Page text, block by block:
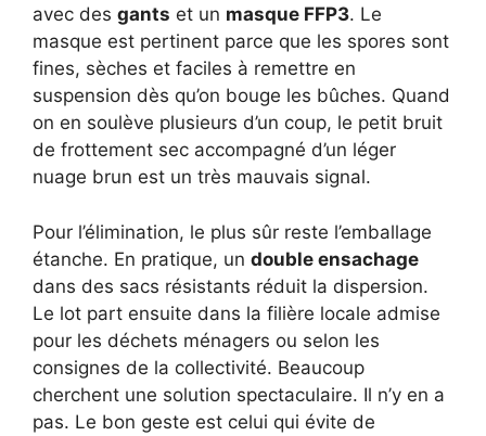
avec des gants et un masque FFP3. Le
masque est pertinent parce que les spores sont
fines, sèches et faciles à remettre en
suspension dès qu’on bouge les bûches. Quand
on en soulève plusieurs d’un coup, le petit bruit
de frottement sec accompagné d’un léger
nuage brun est un très mauvais signal.
Pour l’élimination, le plus sûr reste l’emballage
étanche. En pratique, un double ensachage
dans des sacs résistants réduit la dispersion.
Le lot part ensuite dans la filière locale admise
pour les déchets ménagers ou selon les
consignes de la collectivité. Beaucoup
cherchent une solution spectaculaire. Il n’y en a
pas. Le bon geste est celui qui évite de